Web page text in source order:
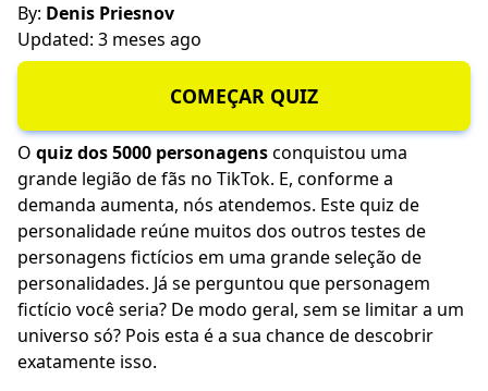
By: Denis Priesnov
Updated: 3 meses ago
COMEÇAR QUIZ
O quiz dos 5000 personagensconquistou uma
grande legião de fãs no TikTok. E, conforme a
demanda aumenta, nós atendemos. Este quiz de
personalidade reúne muitos dos outros testes de
personagens fictícios em uma grande seleção de
personalidades. Já se perguntou que personagem
fictício você seria? De modo geral, sem se limitar a um
universo só? Pois esta é a sua chance de descobrir
exatamente isso.